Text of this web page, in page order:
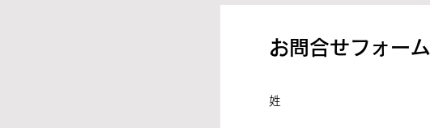
お問合せフォーム
姓